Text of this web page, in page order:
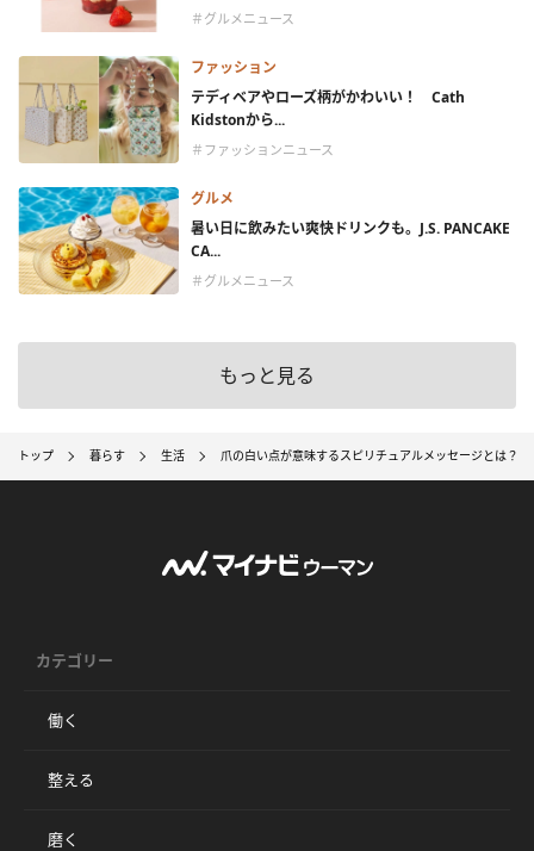
＃グルメニュース
ファッション
テディベアやローズ柄がかわいい！ Cath
Kidstonから...
＃ファッションニュース
グルメ
暑い日に飲みたい爽快ドリンクも。J.S. PANCAKE
CA...
＃グルメニュース
もっと見る
トップ 暮らす 生活 爪の白い点が意味するスピリチュアルメッセージとは？
カテゴリー
働く
整える
磨く